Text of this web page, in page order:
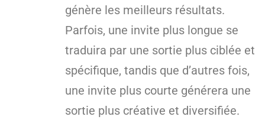
génère les meilleurs résultats.
Parfois, une invite plus longue se
traduira par une sortie plus ciblée et
spécifique, tandis que d’autres fois,
une invite plus courte générera une
sortie plus créative et diversifiée.